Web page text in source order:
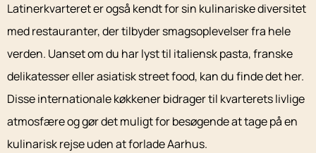
Latinerkvarteret er også kendt for sin kulinariske diversitet
med restauranter, der tilbyder smagsoplevelser fra hele
verden. Uanset om du har lyst til italiensk pasta, franske
delikatesser eller asiatisk street food, kan du finde det her.
Disse internationale køkkener bidrager til kvarterets livlige
atmosfære og gør det muligt for besøgende at tage på en
kulinarisk rejse uden at forlade Aarhus.